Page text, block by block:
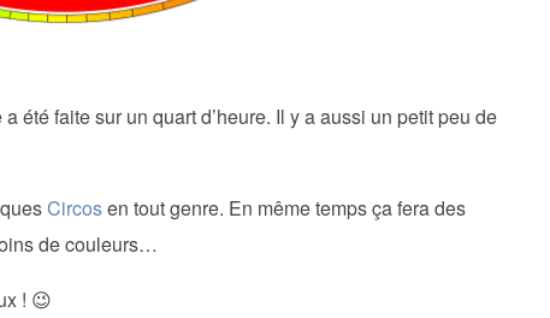
été faite sur un quart d’heure. Il y a aussi un petit peu de
Circosen tout genre. En même temps ça fera des
de couleurs…
! 😉